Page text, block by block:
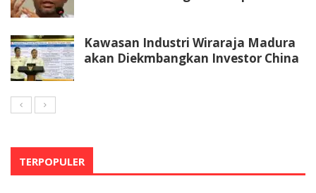
Kawasan Industri Wiraraja Madura
akan Diekmbangkan Investor China
TERPOPULER